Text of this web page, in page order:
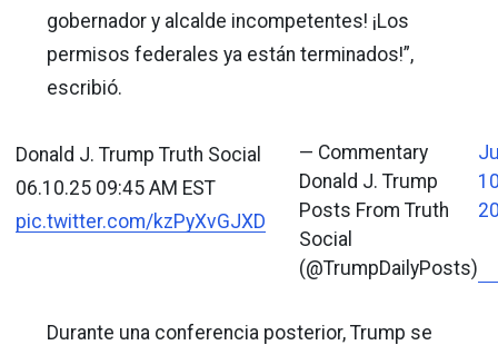
gobernador y alcalde incompetentes! ¡Los
permisos federales ya están terminados!”,
escribió.
Donald J. Trump Truth Social
06.10.25 09:45 AM EST
pic.twitter.com/kzPyXvGJXD
— Commentary
Donald J. Trump
Posts From Truth
Social
(@TrumpDailyPosts)
Durante una conferencia posterior, Trump se